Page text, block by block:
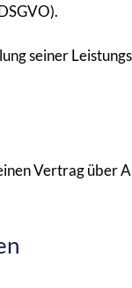
seiner
Vertrag über